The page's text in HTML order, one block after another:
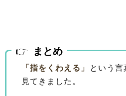
まとめ
「指をくわえる」
という言
見てきました。